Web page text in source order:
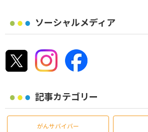
ソーシャルメディア
記事カテゴリー
がんサバイバー